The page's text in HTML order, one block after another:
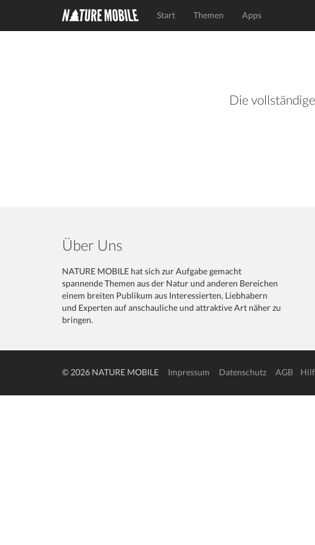
Start Themen Apps
Die
Über Uns
NATURE MOBILE hat sich zur Aufgabe gemacht
spannende Themen aus der Natur und anderen Bereichen
einem breiten Publikum aus Interessierten, Liebhabern
und Experten auf anschauliche und attraktive Art näher zu
bringen.
© 2026 NATURE MOBILE Impressum Datenschutz AGB